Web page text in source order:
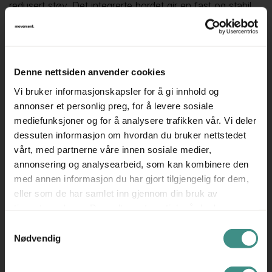
Denne nettsiden anvender cookies
Vi bruker informasjonskapsler for å gi innhold og
annonser et personlig preg, for å levere sosiale
mediefunksjoner og for å analysere trafikken vår. Vi deler
dessuten informasjon om hvordan du bruker nettstedet
vårt, med partnerne våre innen sosiale medier,
annonsering og analysearbeid, som kan kombinere den
med annen informasjon du har gjort tilgjengelig for dem,
eller som de har samlet inn gjennom din bruk av
Nødvendig
redusert støy. Det integrerte bordet gir en fast og stabil
arbeidsflate, og det åpne designet gjør at man likevel er
miljøer
▪ Integrert arbeidsbord – en fast og funksjonell
arbeidsplass
▪ Alcove Work fra Vitra – fleksibel sonedeling viser at
brukt er det nye
En gjennomtenkt løsning for deg som trenger arbeidsro
uten å bygge om kontoret.
Produsent: Vitra
innovasjon og bærekraft. Selskapet har vært pioner